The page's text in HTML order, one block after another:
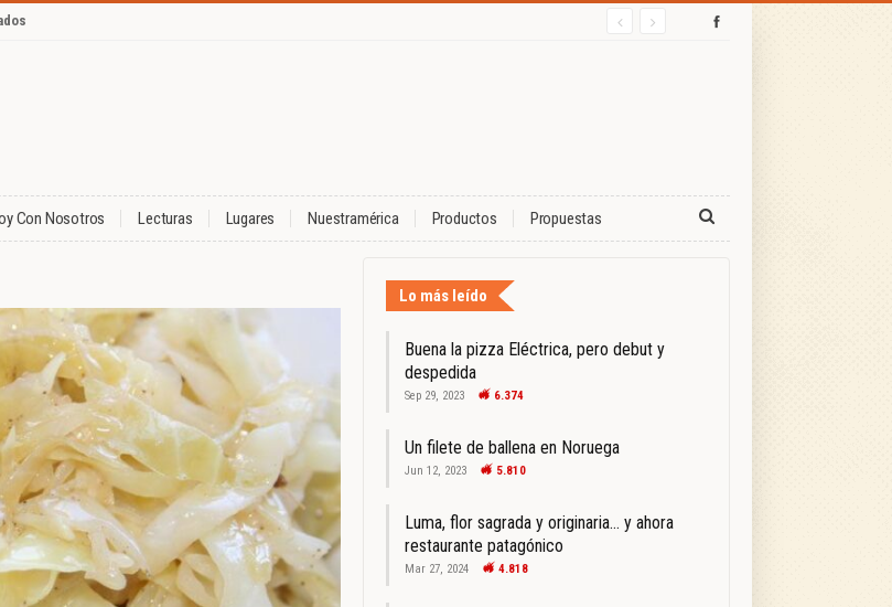
Con Nosotros Lecturas Lugares Nuestramérica Productos Propuestas
Lo más leído
Buena la pizza Eléctrica, pero debut y
despedida
Sep 29, 2023 6.374
Un filete de ballena en Noruega
Jun 12, 2023 5.810
Luma, flor sagrada y originaria… y ahora
restaurante patagónico
Mar 27, 2024 4.818